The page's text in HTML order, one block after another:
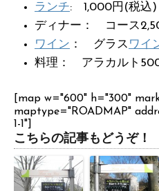
ランチ: 1,000円(税込)
ディナー： コース
ワイン ： グラス ワイ
料理： アラカルト
[map w="600" h="300"
maptype="ROADMAP"
1-1"]
こちらの記事もどうぞ！